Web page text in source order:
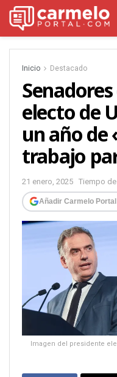
Inicio Destacado
electo de
un año de
trabajo
21 enero, 2025 Tiempo
Añadir Carmelo Portal
Imagen del presidente